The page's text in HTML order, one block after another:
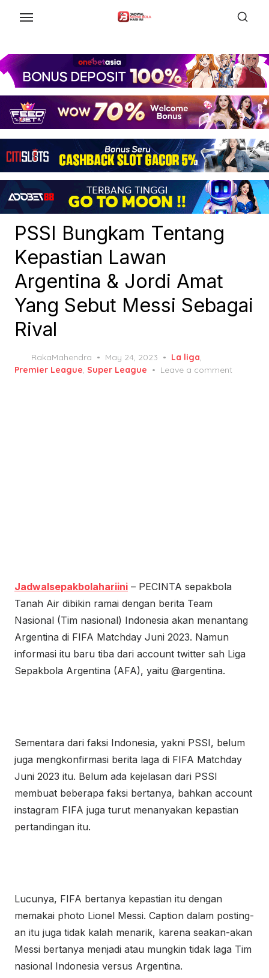
content
PSSI Bungkam Tentang
Kepastian Lawan
Argentina & Jordi Amat
Yang Sebut Messi Sebagai
Rival
RakaMahendra
Posted
on
May 24, 2023 La liga,
Premier League, Super League Leave a comment
Jadwalsepakbolahariini – PECINTA sepakbola
Tanah Air dibikin ramai dengan berita Team
Nasional (Tim nasional) Indonesia akan menantang
Argentina di FIFA Matchday Juni 2023. Namun
informasi itu baru tiba dari account twitter sah Liga
Sepakbola Argentina (AFA), yaitu @argentina.
Sementara dari faksi Indonesia, yakni PSSI, belum
juga mengkonfirmasi berita laga di FIFA Matchday
Juni 2023 itu. Belum ada kejelasan dari PSSI
membuat beberapa faksi bertanya, bahkan account
instagram FIFA juga turut menanyakan kepastian
pertandingan itu.
Lucunya, FIFA bertanya kepastian itu dengan
memakai photo Lionel Messi. Caption dalam posting-
an itu juga tidak kalah menarik, karena seakan-akan
Messi bertanya menjadi atau mungkin tidak laga Tim
nasional Indonesia versus Argentina.